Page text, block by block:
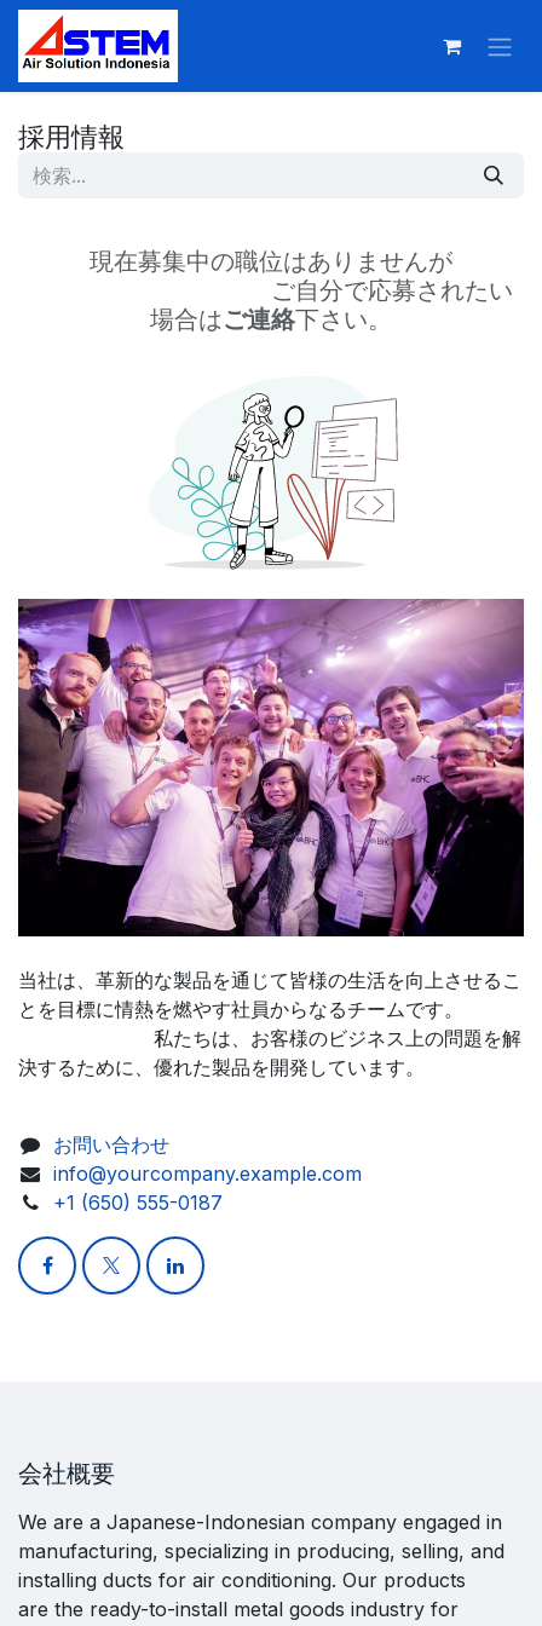
コンテンツへスキップ
採用情報
現在募集中の職位はありませんが
ご自分で応募されたい
場合はご連絡下さい。
当社は、革新的な製品を通じて皆様の生活を向上させるこ
とを目標に情熱を燃やす社員からなるチームです。
私たちは、お客様のビジネス上の問題を解
決するために、優れた製品を開発しています。
お問い合わせ
info@yourcompany.example.com
+1 (650) 555-0187
会社概要
We are a Japanese-Indonesian company engaged in
manufacturing, specializing in producing, selling, and
installing ducts for air conditioning. Our products
are the ready-to-install metal goods industry for